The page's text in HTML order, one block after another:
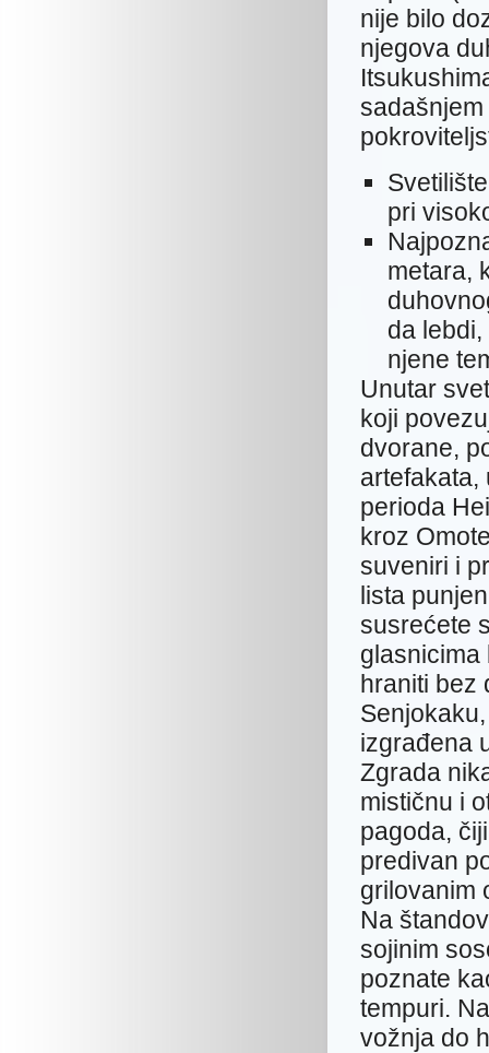
nije bilo
njegova
pri
metara,
da
njene
Unutar
koji
dvorane,
artefakata,
perioda
kroz
suveniri i
lista
susrećete
glasnicima
hraniti bez
izgrađena
Zgrada
mističnu i
pagoda,
predivan
grilovanim
Na
sojinim
poznate
tempuri.
vožnja do